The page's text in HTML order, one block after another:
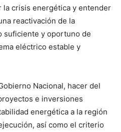
la crisis energética y entender
reactivación de la
suficiente y oportuno de
eléctrico estable y
Nacional, hacer del
e inversiones
energética a la región
así como el criterio